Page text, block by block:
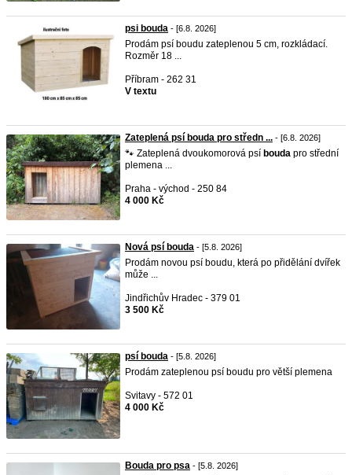
psi bouda - [6.8. 2026]
Prodám psí boudu zateplenou 5 cm, rozkládací.
Rozměr 18 ...
Příbram - 262 31
V textu
Zateplená psí bouda pro středn ... - [6.8. 2026]
🐾 Zateplená dvoukomorová psí bouda pro střední
plemena ...
Praha - východ - 250 84
4 000 Kč
Nová psí bouda - [5.8. 2026]
Prodám novou psí boudu, která po přidělání dvířek
může ...
Jindřichův Hradec - 379 01
3 500 Kč
psí bouda - [5.8. 2026]
Prodám zateplenou psí boudu pro větší plemena
Svitavy - 572 01
4 000 Kč
Bouda pro psa - [5.8. 2026]